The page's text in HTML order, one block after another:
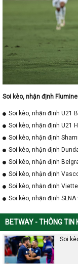
Soi kèo, nhận định
Soi kèo, nhận định U21
Soi kèo, nhận định U21
Soi kèo, nhận định
Soi kèo, nhận định
Soi kèo, nhận định
Soi kèo, nhận định
Soi kèo, nhận định
Soi kèo, nhận định
BETWAY - THÔNG TIN
Soi